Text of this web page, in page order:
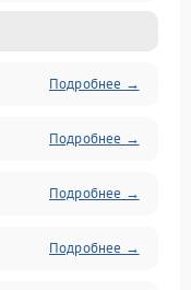
Подробнее →
Подробнее →
Подробнее →
Подробнее →